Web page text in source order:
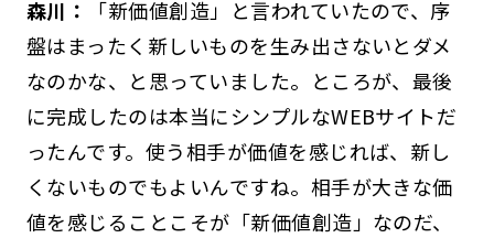
森川：
「新価値創造」と言われていたので、序
盤はまったく新しいものを生み出さないとダメ
なのかな、と思っていました。ところが、最後
に完成したのは本当にシンプルなWEBサイトだ
ったんです。使う相手が価値を感じれば、新し
くないものでもよいんですね。相手が大きな価
値を感じることこそが「新価値創造」なのだ、